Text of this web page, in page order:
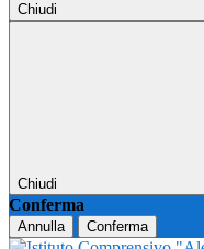
Chiudi
Chiudi
Conferma
Annulla Conferma